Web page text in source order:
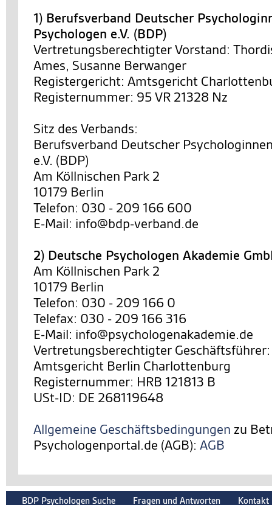
1) Berufsverband Deutscher
Psychologen e.V. (BDP)
Vertretungsberechtigter Vorstand:
Ames, Susanne Berwanger
Registergericht: Amtsgericht
Registernummer: 95 VR 21328 Nz
Sitz des Verbands:
Berufsverband Deutscher
e.V. (BDP)
Am Köllnischen Park 2
10179 Berlin
Telefon: 030 - 209 166 600
E-Mail: info@bdp-verband.de
2) Deutsche Psychologen Akademie
Am Köllnischen Park 2
10179 Berlin
Telefon: 030 - 209 166 0
Telefax: 030 - 209 166 316
E-Mail: info@psychologenakademie.de
Vertretungsberechtigter Geschäftsführer:
Amtsgericht Berlin Charlottenburg
Registernummer: HRB 121813 B
USt-ID: DE 268119648
Allgemeine Geschäftsbedingungen zu
Psychologenportal.de (AGB): AGB
BDP Psychologen Suche Fragen und Antworten Kontakt